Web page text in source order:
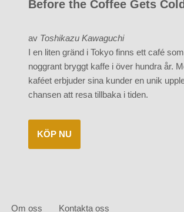
Before the Coffee Gets Cold
av Toshikazu Kawaguchi
I en liten gränd i Tokyo finns ett café
noggrant bryggt kaffe i över hundra år.
kaféet erbjuder sina kunder en unik
chansen att resa tillbaka i tiden.
KÖP NU
Om oss Kontakta oss